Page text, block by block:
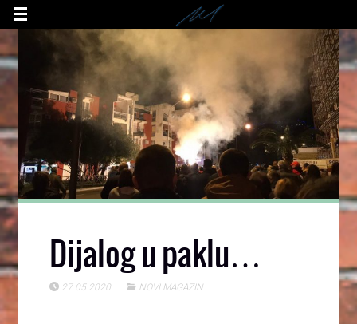
Dijalog u paklu…
27.05.2020 NOVI MAGAZIN